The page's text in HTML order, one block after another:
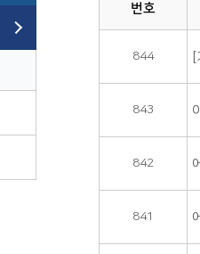
번호
844
843
842
841